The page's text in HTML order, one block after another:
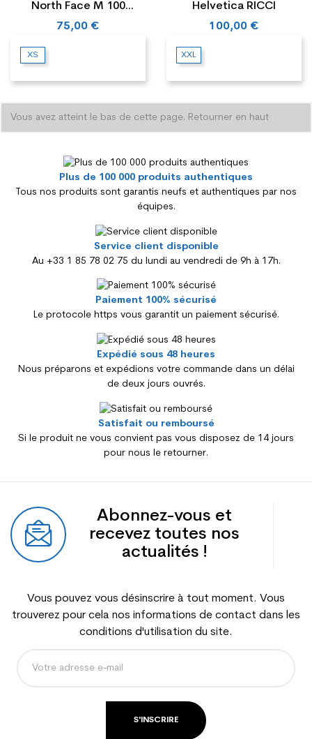
North Face M 100
GLACIER
75,00 €
XS
Helvetica RICCI
100,00 €
XXL
Vous avez atteint le bas de cette page. Retourner en haut
Plus de 100 000 produits authentiques
Tous nos produits sont garantis neufs et authentiques par nos
équipes.
Service client disponible
Au +33 1 85 78 02 75 du lundi au vendredi de 9h à 17h.
Paiement 100% sécurisé
Le protocole https vous garantit un paiement sécurisé.
Expédié sous 48 heures
Nous préparons et expédions votre commande dans un délai
de deux jours ouvrés.
Satisfait ou remboursé
Si le produit ne vous convient pas vous disposez de 14 jours
pour nous le retourner.
Abonnez-vous et
recevez toutes nos
actualités !
Vous pouvez vous désinscrire à tout moment. Vous
trouverez pour cela nos informations de contact dans les
conditions d'utilisation du site.
S'INSCRIRE